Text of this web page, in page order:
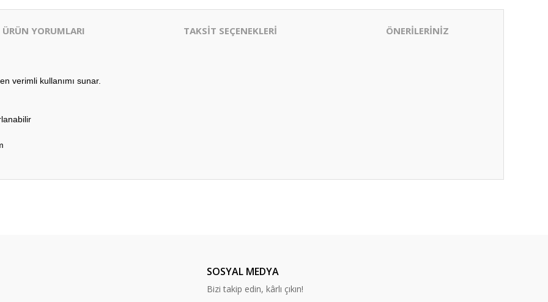
ÜRÜN YORUMLARI TAKSİT SEÇENEKLERİ ÖNERİLERİNİZ
verimli kullanımı sunar.
SOSYAL MEDYA
Bizi takip edin, kârlı çıkın!